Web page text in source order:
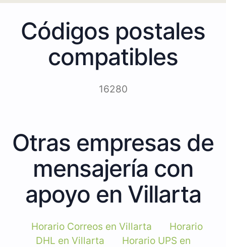
Códigos postales
compatibles
16280
Otras empresas de
mensajería con
apoyo en Villarta
Horario Correos en Villarta
Horario
DHL en Villarta
Horario UPS en